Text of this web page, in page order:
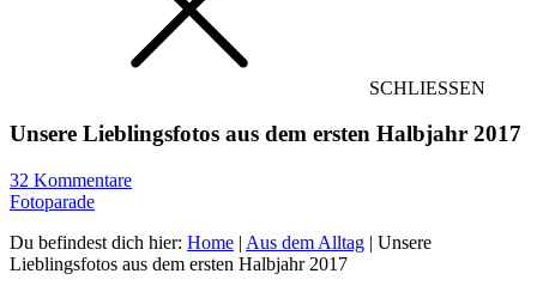
SCHLIESSEN
Unsere Lieblingsfotos aus dem ersten Halbjahr 2017
32 Kommentare
Fotoparade
Du befindest dich hier: Home | Aus dem Alltag | Unsere
Lieblingsfotos aus dem ersten Halbjahr 2017